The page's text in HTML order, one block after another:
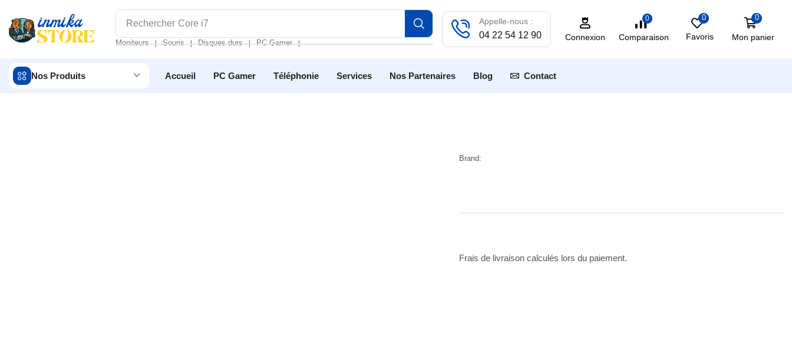
Rechercher Core i7
Moniteurs ❘ Souris ❘ Disques durs ❘ PC Gamer ❘
Appelle-nous :
04 22 54 12 90 Connexion
0
Comparaison
0
Favoris
0
Mon panier
Nos Produits Accueil PC Gamer Téléphonie Services Nos Partenaires Blog Contact
Brand:
Frais de livraison calculés lors du paiement.